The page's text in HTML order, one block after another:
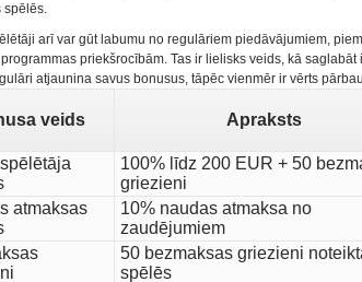
spēlēs.
arī var gūt labumu no regulāriem piedāvājumiem,
priekšrocībām. Tas ir lielisks veids, kā
atjaunina savus bonusus, tāpēc vienmēr ir vērts
veids Apraksts
100% līdz 200 EUR + 50
griezieni
atmaksas
10% naudas atmaksa no
zaudējumiem
50 bezmaksas griezieni
spēlēs